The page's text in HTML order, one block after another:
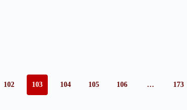
102 103 104 105 106 … 173